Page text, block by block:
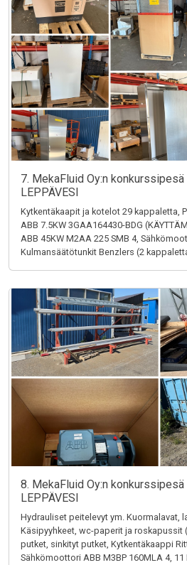
7. MekaFluid Oy:n
LEPPÄVESI
Kytkentäkaapit ja kotelot 29 kappaletta,
ABB 7.5KW 3GAA164430-BDG
ABB 45KW M2AA 225 SMB 4,
Kulmansäätötunkit Benzlers (2
8. MekaFluid Oy:n
LEPPÄVESI
Hydrauliset peitelevyt ym. Kuormalavat,
Käsipyyhkeet, wc-paperit ja roskapussit
putket, sinkityt putket, Kytkentäkaappi
Sähkömoottori ABB M3BP 160MLA 4, 11